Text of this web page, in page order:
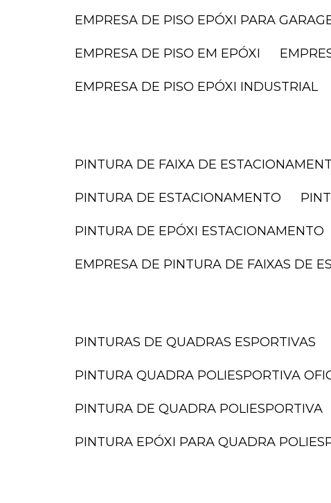
EMPRESA DE PISO EPÓXI PARA
EMPRESA DE PISO EM EPÓXI
EMPRESA DE PISO EPÓXI INDUSTRIAL
PINTURA DE FAIXA DE
PINTURA DE ESTACIONAMENTO
PINTURA DE EPÓXI ESTACIONAMENTO
EMPRESA DE PINTURA DE FAIXAS DE
PINTURAS DE QUADRAS ESPORTIVAS
PINTURA QUADRA POLIESPORTIVA
PINTURA DE QUADRA POLIESPORTIVA
PINTURA EPÓXI PARA QUADRA